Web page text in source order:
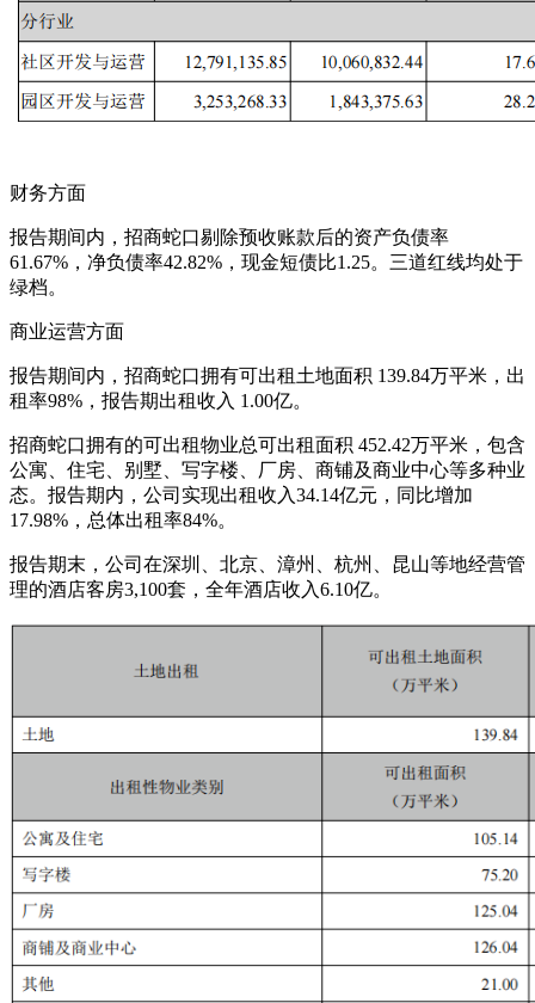
财务方面
报告期间内，招商蛇口剔除预收账款后的资产负债率
61.67%，净负债率42.82%，现金短债比1.25。三道红线均处于
绿档。
商业运营方面
报告期间内，招商蛇口拥有可出租土地面积 139.84万平米，出
租率98%，报告期出租收入 1.00亿。
招商蛇口拥有的可出租物业总可出租面积 452.42万平米，包含
公寓、住宅、别墅、写字楼、厂房、商铺及商业中心等多种业
态。报告期内，公司实现出租收入34.14亿元，同比增加
17.98%，总体出租率84%。
报告期末，公司在深圳、北京、漳州、杭州、昆山等地经营管
理的酒店客房3,100套，全年酒店收入6.10亿。